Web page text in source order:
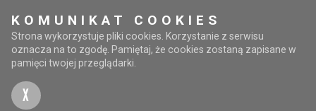
KOMUNIKAT COOKIES
Strona wykorzystuje pliki cookies. Korzystanie z serwisu
oznacza na to zgodę. Pamiętaj, że cookies zostaną zapisane w
pamięci twojej przeglądarki.
X